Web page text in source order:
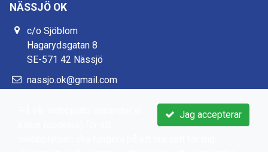
NÄSSJÖ OK
c/o Sjöblom
Hagarydsgatan 8
SE-571 42 Nässjö
nassjo.ok@gmail.com
Jag accepterar